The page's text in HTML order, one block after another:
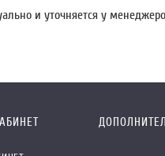
и уточняется у